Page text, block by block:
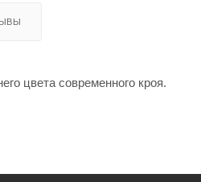
цвета современного кроя.